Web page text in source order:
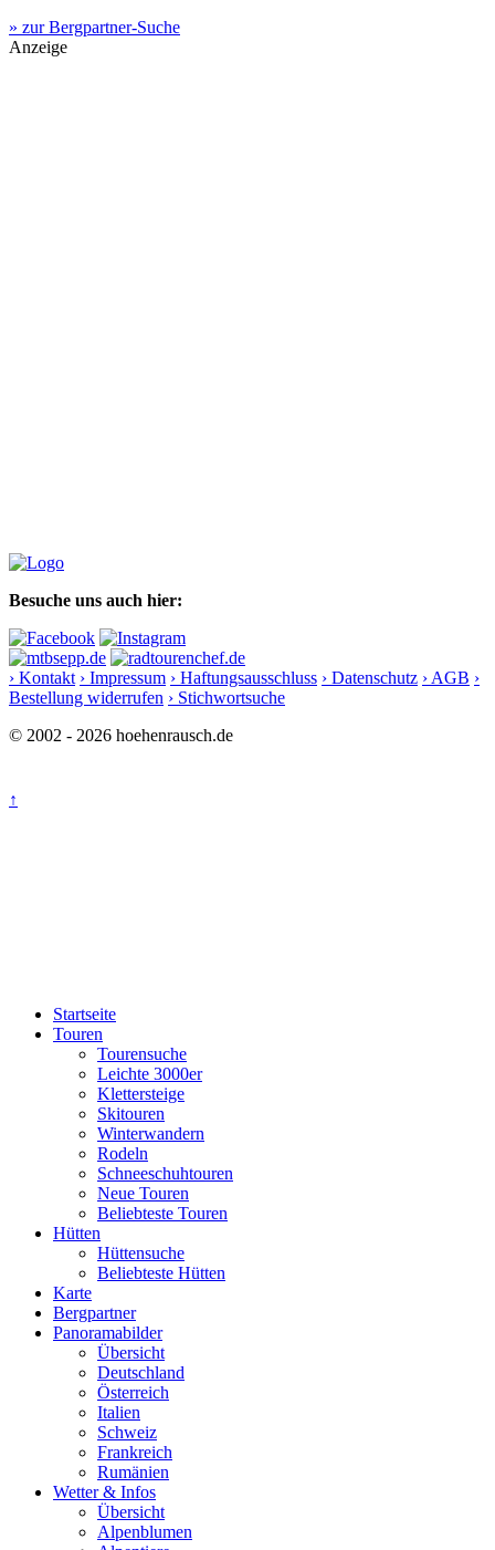
» zur Bergpartner-Suche
Anzeige
Besuche uns auch hier:
› Kontakt › Impressum › Haftungsausschluss › Datenschutz › AGB ›
Bestellung widerrufen › Stichwortsuche
© 2002 - 2026 hoehenrausch.de
↑
Startseite
Touren
Tourensuche
Leichte 3000er
Klettersteige
Skitouren
Winterwandern
Rodeln
Schneeschuhtouren
Neue Touren
Beliebteste Touren
Hütten
Hüttensuche
Beliebteste Hütten
Karte
Bergpartner
Panoramabilder
Übersicht
Deutschland
Österreich
Italien
Schweiz
Frankreich
Rumänien
Wetter & Infos
Übersicht
Alpenblumen